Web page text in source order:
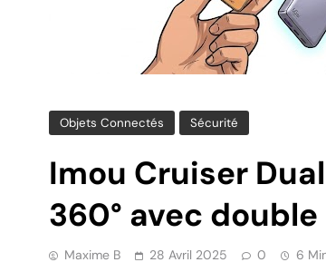
Objets Connectés Sécurité
Imou Cruiser
360° avec
Maxime B 28 Avril 2025 0 6